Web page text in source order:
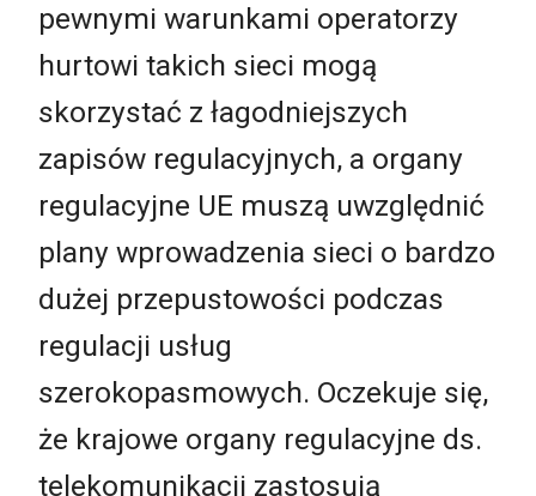
pewnymi warunkami operatorzy
hurtowi takich sieci mogą
skorzystać z łagodniejszych
zapisów regulacyjnych, a organy
regulacyjne UE muszą uwzględnić
plany wprowadzenia sieci o bardzo
dużej przepustowości podczas
regulacji usług
szerokopasmowych. Oczekuje się,
że krajowe organy regulacyjne ds.
telekomunikacji zastosują